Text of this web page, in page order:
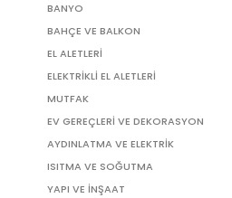
BANYO
BAHÇE VE BALKON
EL ALETLERİ
ELEKTRİKLİ EL ALETLERİ
MUTFAK
EV GEREÇLERİ VE DEKORASYON
AYDINLATMA VE ELEKTRİK
ISITMA VE SOĞUTMA
YAPI VE İNŞAAT